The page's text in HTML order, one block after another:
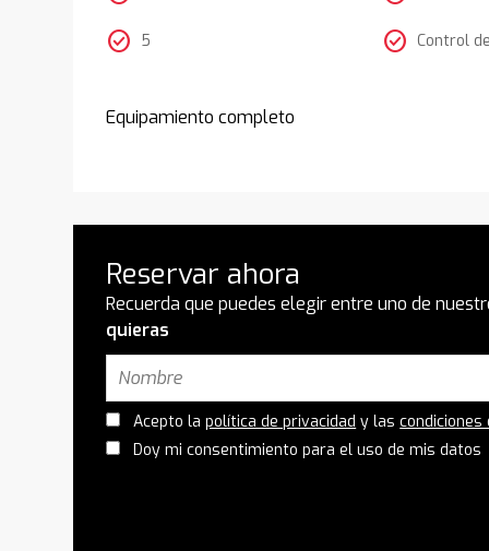
check_circle 5 check_circle Control
Equipamiento completo
Reservar ahora
Recuerda que puedes elegir entre uno de
quieras
Acepto lapolítica de privacidad y lascondiciones
Doy mi consentimiento para el uso de mis datos